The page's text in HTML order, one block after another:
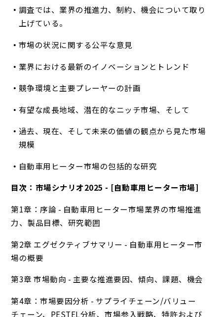
調査では、業界の推進力、制約、機会について取り
上げている。
市場の状況に関する公平な意見
業界における最新のイノベーションとトレンド
競争環境と主要プレーヤーの計画
有望な成長地域、潜在的なニッチ市場、そして
過去、現在、そして未来の価値の観点から見た市場
規模
自動車用ヒーター市場の包括的な研究
目次：市場シナリオ2025 - [自動車用ヒーター市場]
第1章：序論 - 自動車用ヒーター市場業界の市場推進
力、製品目標、研究範囲
第2章 エグゼクティブサマリー - 自動車用ヒーター市
場の概要
第3章 市場動向 - 主要な推進要因、傾向、課題、機会
第4章：市場要因分析 - サプライチェーン/バリュー
チェーン、PESTEL分析、市場参入戦略、特許および